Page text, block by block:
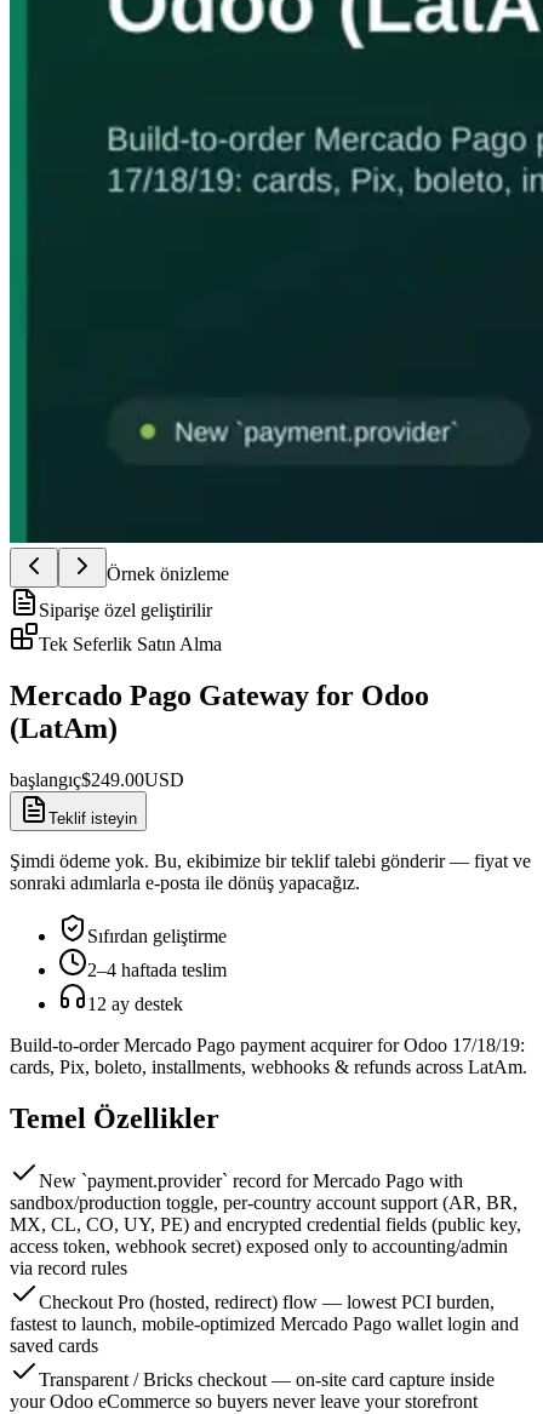
Örnek önizleme
Siparişe özel geliştirilir
Tek Seferlik Satın Alma
Mercado Pago Gateway for Odoo
(LatAm)
başlangıç$249.00USD
Teklif isteyin
Şimdi ödeme yok. Bu, ekibimize bir teklif talebi gönderir — fiyat ve
sonraki adımlarla e-posta ile dönüş yapacağız.
Sıfırdan geliştirme
2–4 haftada teslim
12 ay destek
Build-to-order Mercado Pago payment acquirer for Odoo 17/18/19:
cards, Pix, boleto, installments, webhooks & refunds across LatAm.
Temel Özellikler
New `payment.provider` record for Mercado Pago with
sandbox/production toggle, per-country account support (AR, BR,
MX, CL, CO, UY, PE) and encrypted credential fields (public key,
access token, webhook secret) exposed only to accounting/admin
via record rules
Checkout Pro (hosted, redirect) flow — lowest PCI burden,
fastest to launch, mobile-optimized Mercado Pago wallet login and
saved cards
Transparent / Bricks checkout — on-site card capture inside
your Odoo eCommerce so buyers never leave your storefront